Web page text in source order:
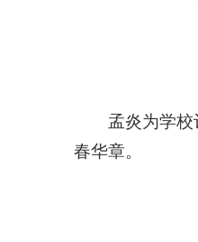
孟炎为学
春华章。